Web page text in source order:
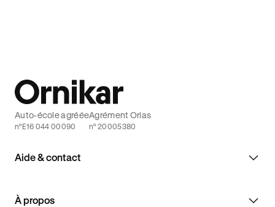
Aide & contact
À propos
Auto-école agréée
n°E16 044 00090
Agrément Orias
n° 20005380